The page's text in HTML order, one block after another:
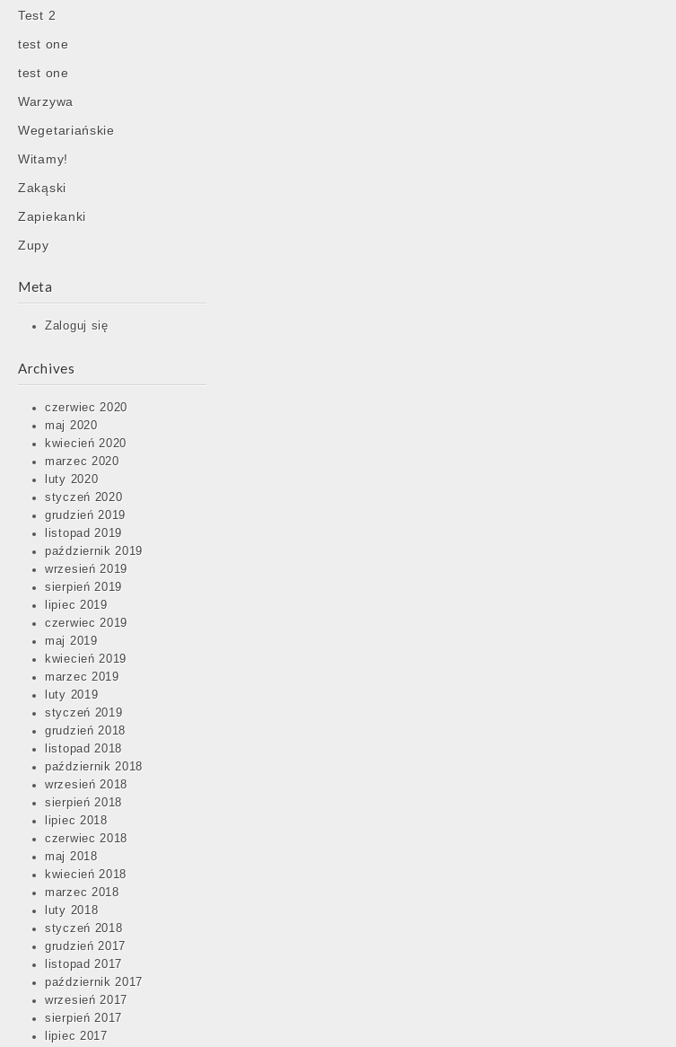
Test 2
test one
test one
Warzywa
Wegetariańskie
Witamy!
Zakąski
Zapiekanki
Zupy
Meta
Zaloguj się
Archives
czerwiec 2020
maj 2020
kwiecień 2020
marzec 2020
luty 2020
styczeń 2020
grudzień 2019
listopad 2019
październik 2019
wrzesień 2019
sierpień 2019
lipiec 2019
czerwiec 2019
maj 2019
kwiecień 2019
marzec 2019
luty 2019
styczeń 2019
grudzień 2018
listopad 2018
październik 2018
wrzesień 2018
sierpień 2018
lipiec 2018
czerwiec 2018
maj 2018
kwiecień 2018
marzec 2018
luty 2018
styczeń 2018
grudzień 2017
listopad 2017
październik 2017
wrzesień 2017
sierpień 2017
lipiec 2017